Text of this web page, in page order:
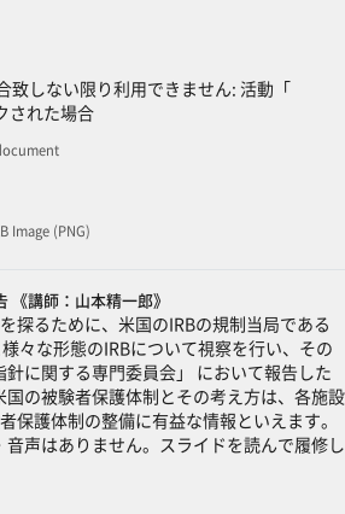
ック
致しない限り利用できません: 活動「
された場合
Image (PNG)
《講師：山本精一郎》
探るために、米国のIRBの規制当局である
々な形態のIRBについて視察を行い、その
に関する専門委員会」 において報告した
の被験者保護体制とその考え方は、各施設
保護体制の整備に有益な情報といえます。
声はありません。スライドを読んで履修し